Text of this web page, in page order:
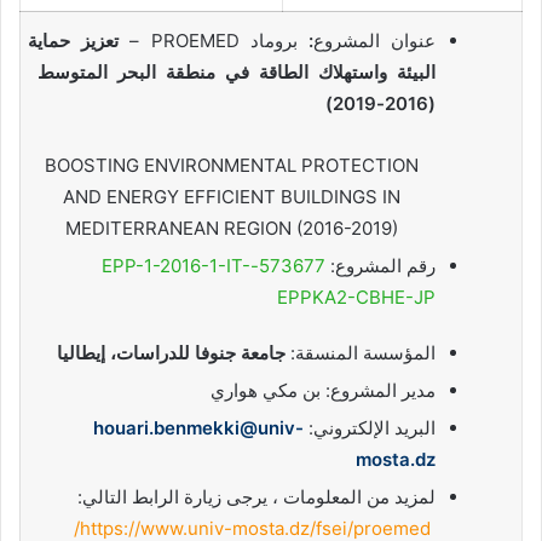
عنوان المشروع: بروماد PROEMED –
تعزيز حماية
البيئة واستهلاك الطاقة في منطقة البحر المتوسط ​​
(2016-2019)
BOOSTING ENVIRONMENTAL PROTECTION
AND ENERGY EFFICIENT BUILDINGS IN
MEDITERRANEAN REGION (2016-2019)
رقم المشروع:
573677-EPP-1-2016-1-IT-
EPPKA2-CBHE-JP
المؤسسة المنسقة: جامعة جنوفا للدراسات، إيطاليا
مدير المشروع: بن مكي هواري
البريد الإلكتروني: houari.benmekki@univ-
mosta.dz
لمزيد من المعلومات ، يرجى زيارة الرابط التالي:
https://www.univ-mosta.dz/fsei/proemed/